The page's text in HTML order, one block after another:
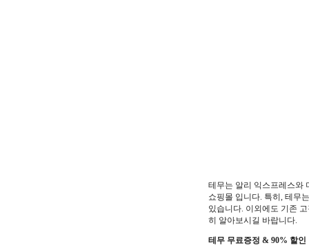
테무는 알리 익스프레스와
쇼핑몰 입니다. 특히, 테무
있습니다. 이외에도 기존
히 알아보시길 바랍니다.
테무 무료증정 & 90% 할인